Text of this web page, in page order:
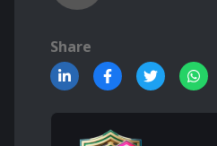
Share